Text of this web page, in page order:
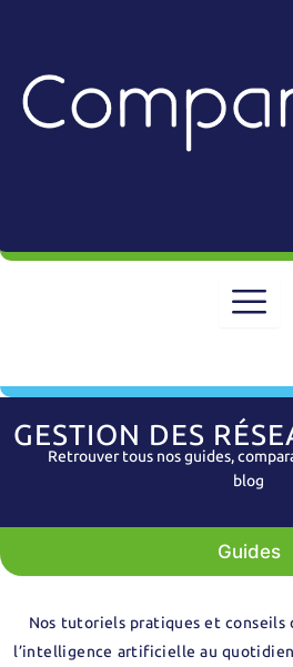
GESTION DES
Retrouver tous nos guides,
blog
Guides
Nos tutoriels pratiques et conseils
l’intelligence artificielle au